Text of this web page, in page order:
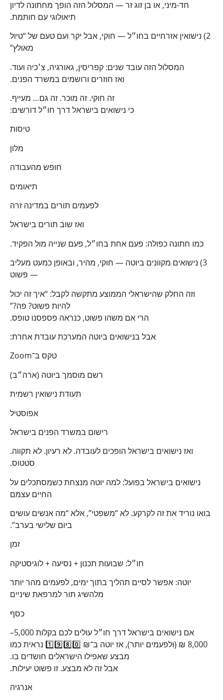
חד-מיני, או בן זוג זר — המסלול הזה הופך מחתונה לדיון
תיאולוגי עם חותמת.
2) נישואין אזרחיים בחו״ל — חוקי, אבל יקר ועם טעם של “טיול
מאולץ”
המסלול הזה עובד שנים: קפריסין, גאורגיה, צ׳כיה ועוד.
ואז חוזרים ורושמים במשרד הפנים.
זה חוקי. זה מוכר. זה גם… מעייף.
כי נישואים בישראל דרך חו״ל דורשים:
טיסות
מלון
חופש מהעבודה
תיאומים
לפעמים תורים במדינה זרה
ואז שוב תורים בישראל
כמו חתונה כפולה: פעם אחת בחו״ל, פעם שנייה מול הפקיד.
3) נישואים מקוונים ביוטה — חוקי, מהיר, ובאופן כמעט מעליב
— פשוט
וזה החלק שהישראלי הממוצע מתקשה לקבל: “איך זה יכול
להיות פשוט? פה?”
הרי אם משהו פשוט, כנראה פספסנו טופס.
אבל בנישואים ביוטה המערכת עובדת אחרת:
טקס ב־Zoom
רשם מוסמך ביוטה (ארה״ב)
תעודת נישואין רשמית
אפוסטיל
רישום במשרד הפנים בישראל
ואז נישואים בישראל הופכים לעובדה. לא רעיון. לא תקווה.
סטטוס.
נישואים בישראל בפועל: למה יוטה מנצחת כשמסתכלים על
החיים עצמם
בואו נוריד את זה לקרקע. לא “משפטי”, אלא “מה אנשים עושים
ביום שלישי בערב”.
חו״ל: שבועות תכנון + נסיעה + לוגיסטיקה
יוטה: אפשר לסיים תהליך בתוך ימים, לפעמים מהר יותר
מלהשיג תור למרפאת שיניים
כסף
אם נישואים בישראל דרך חו״ל עולים לכם בקלות 5,000–
8,000 ₪ (ולפעמים יותר), אז יוטה ב־₪ 1️⃣9️⃣8️⃣0️⃣ נראית כמו
מבצע שאפילו הישראלים חושדים בו.
אבל זה לא מבצע. זו פשוט יעילות.
אנרגיה